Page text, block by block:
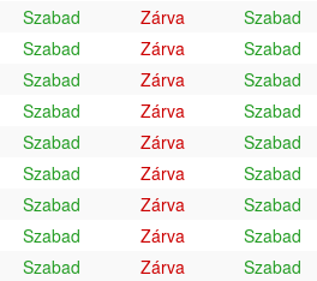
Szabad Zárva
Szabad
Szabad Zárva
Szabad
Szabad Zárva
Szabad
Szabad Zárva
Szabad
Szabad Zárva
Szabad
Szabad Zárva
Szabad
Szabad Zárva
Szabad
Szabad Zárva
Szabad
Szabad Zárva
Szabad